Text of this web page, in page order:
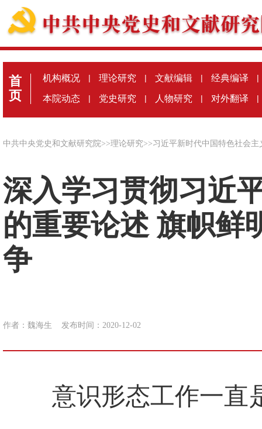
首
页
机构概况 | 理论研究 | 文献编辑 | 经典编译 |
本院动态 | 党史研究 | 人物研究 | 对外翻译 |
中共中央党史和文献研究院>>理论研究>>习近平新时代中国特色社会主
深入学习贯彻习近
的重要论述 旗帜鲜
争
作者：魏海生 发布时间：2020-12-02
意识形态工作一直